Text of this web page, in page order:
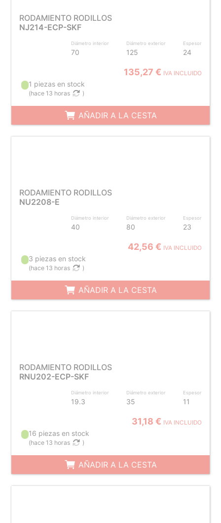
RODAMIENTO RODILLOS
NJ214-ECP-SKF
Diámetro interior
70
Diámetro exterior
125
Espesor
24
135,27 € IVA INCLUIDO
1 piezas en stock
(hace 13 horas )
AÑADIR A LA CESTA
RODAMIENTO RODILLOS
NU2208-E
Diámetro interior
40
Diámetro exterior
80
Espesor
23
42,56 € IVA INCLUIDO
3 piezas en stock
(hace 13 horas )
AÑADIR A LA CESTA
RODAMIENTO RODILLOS
RNU202-ECP-SKF
Diámetro interior
19.3
Diámetro exterior
35
Espesor
11
31,18 € IVA INCLUIDO
16 piezas en stock
(hace 13 horas )
AÑADIR A LA CESTA